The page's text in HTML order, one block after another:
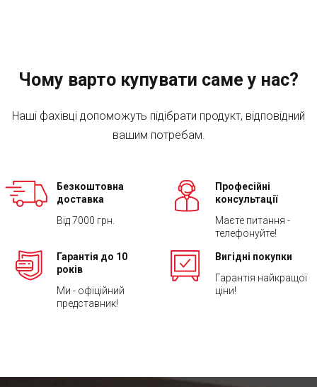
Чому варто купувати саме у нас?
Наші фахівці допоможуть підібрати продукт, відповідний
вашим потребам.
Безкоштовна
доставка
Від 7000 грн.
Професійні
консультації
Маєте питання -
телефонуйте!
Гарантія до 10
років
Ми - офіційний
представник!
Вигідні покупки
Гарантія найкращої
ціни!